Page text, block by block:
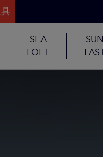
SEA
LOFT
SUN